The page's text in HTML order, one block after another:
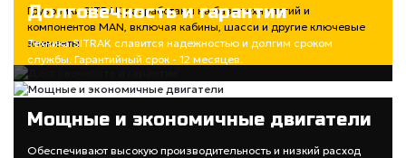
Грузовики SITRAK разработаны на базе технологий и
компонентов MAN, включая кабины, шасси и другие ключевые
элементы
Долговечность и гарантии
Техника SITRAK славится надежностью и долгим сроком
службы. Гарантийный срок - 12 месяцев.
Мощные и экономичные двигатели
Обеспечивают высокую производительность и низкий расход
Комфорт для водителей